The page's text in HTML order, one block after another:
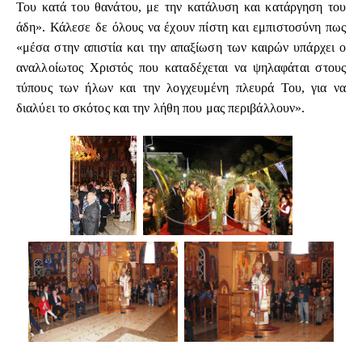
Του κατά του θανάτου, με την κατάλυση και κατάργηση του
άδη». Κάλεσε δε όλους να έχουν πίστη και εμπιστοσύνη πως
«μέσα στην απιστία και την απαξίωση των καιρών υπάρχει ο
αναλλοίωτος Χριστός που καταδέχεται να ψηλαφάται στους
τύπους των ήλων και την λογχευμένη πλευρά Του, για να
διαλύει το σκότος και την λήθη που μας περιβάλλουν».